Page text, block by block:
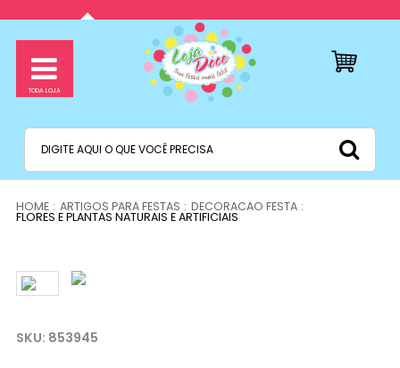
ARTIGOS PARA FESTAS DECORACAO FESTA
FLORES E PLANTAS NATURAIS E ARTIFICIAIS
853945